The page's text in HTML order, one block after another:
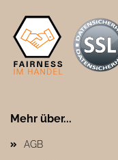
Mehr über...
AGB